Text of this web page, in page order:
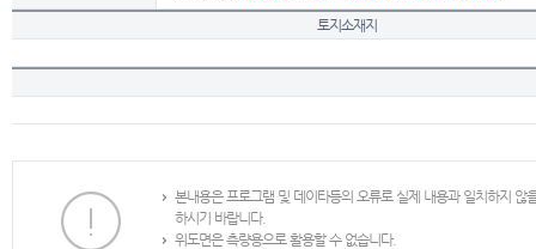
토지소재지
본내용은 프로그램 및 데이타등의 오류로 실제 내용과 일치하지
하시기 바랍니다.
위도면은 측량용으로 활용할 수 없습니다.